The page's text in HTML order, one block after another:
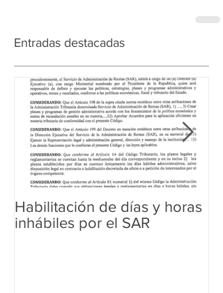
Entradas destacadas
Habilitación de días y horas
inhábiles por el SAR